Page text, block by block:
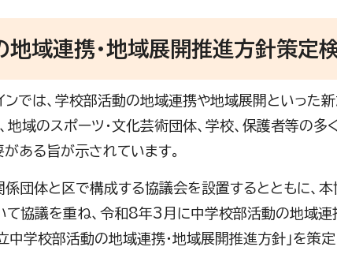
域連携・地域展開推進方針策定
では、学校部活動の地域連携や地域展開といった新
域のスポーツ・文化芸術団体、学校、保護者等の多
ある旨が示されています。
団体と区で構成する協議会を設置するとともに、
て協議を重ね、令和8年3月に中学校部活動の地域連
学校部活動の地域連携・地域展開推進方針」を策定